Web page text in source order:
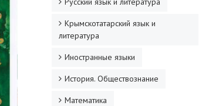
Крымскотатарский язык и
литература
Иностранные языки
История. Обществознание
Математика